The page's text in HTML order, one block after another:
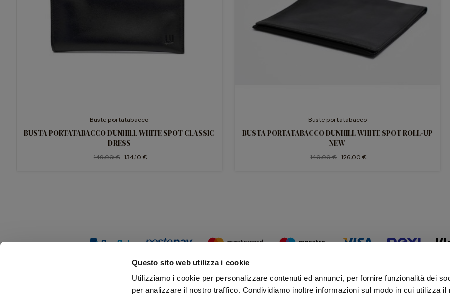
Questo sito web utilizza i cookie
Utilizziamo i cookie per personalizzare contenuti ed annunci, per fornire funzionalità dei
per analizzare il nostro traffico. Condividiamo inoltre informazioni sul modo in cui utilizza il
Buste portatabacco
BUSTA PORTATABACCO DUNHILL WHITE SPOT CLASSIC
DRESS
149,00 € 134,10 €
Buste portatabacco
BUSTA PORTATABACCO DUNHILL WHITE SPOT ROLL-UP
NEW
140,00 € 126,00 €